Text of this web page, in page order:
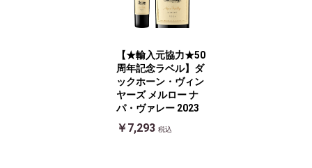
【★輸入元協力★50
周年記念ラベル】ダ
ックホーン・ヴィン
ヤーズ メルロー ナ
パ・ヴァレー 2023
￥7,293 税込